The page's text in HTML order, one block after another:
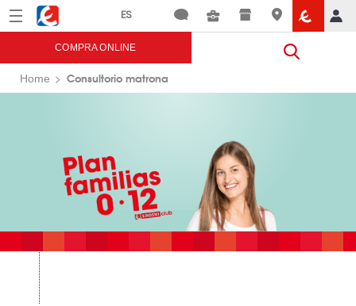
Menú Eroski
COMPRA ONLINE
Home Consultorio matrona